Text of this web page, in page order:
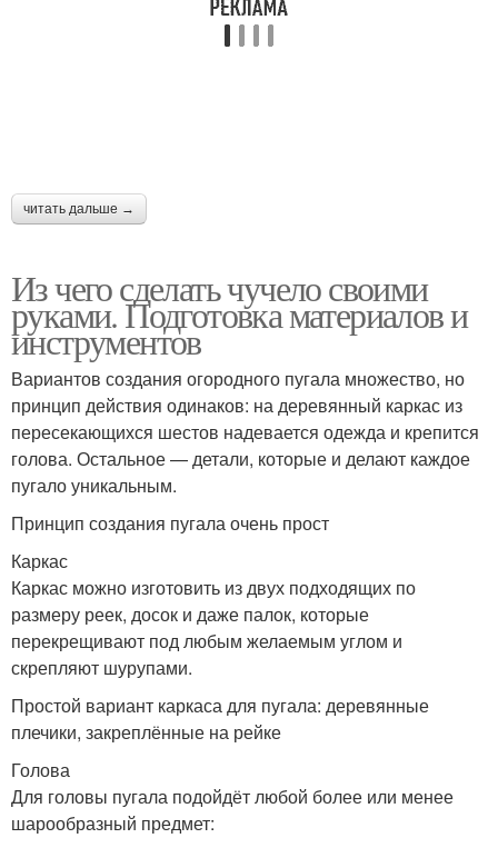
читать дальше →
Из чего сделать чучело своими
руками. Подготовка материалов и
инструментов
Вариантов создания огородного пугала множество, но
принцип действия одинаков: на деревянный каркас из
пересекающихся шестов надевается одежда и крепится
голова. Остальное — детали, которые и делают каждое
пугало уникальным.
Принцип создания пугала очень прост
Каркас
Каркас можно изготовить из двух подходящих по
размеру реек, досок и даже палок, которые
перекрещивают под любым желаемым углом и
скрепляют шурупами.
Простой вариант каркаса для пугала: деревянные
плечики, закреплённые на рейке
Голова
Для головы пугала подойдёт любой более или менее
шарообразный предмет: